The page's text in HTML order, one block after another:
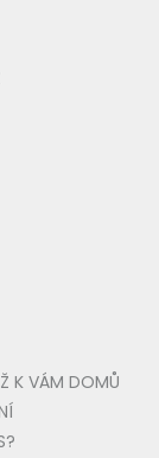
K VÁM DOMŮ